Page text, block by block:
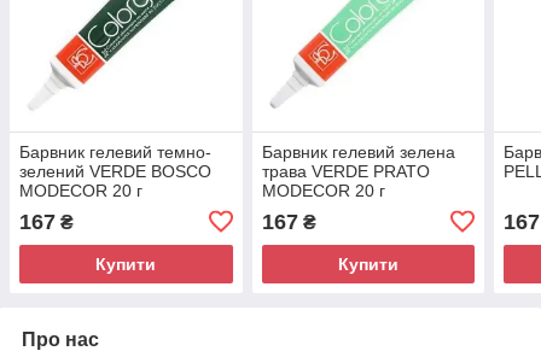
Барвник гелевий темно-
зелений VERDE BOSCO
MODECOR 20 г
167 ₴
Купити
Барвник гелевий зелена
трава VERDE PRATO
MODECOR 20 г
167₴
Купити
167
Про нас